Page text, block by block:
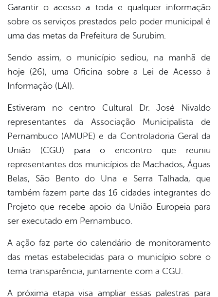
Garantir o acesso a toda e qualquer informação
sobre os serviços prestados pelo poder municipal é
uma das metas da Prefeitura de Surubim.
Sendo assim, o município sediou, na manhã de
hoje (26), uma Oficina sobre a Lei de Acesso à
Informação (LAI).
Estiveram no centro Cultural Dr. José Nivaldo
representantes da Associação Municipalista de
Pernambuco (AMUPE) e da Controladoria Geral da
União (CGU) para o encontro que reuniu
representantes dos municípios de Machados, Águas
Belas, São Bento do Una e Serra Talhada, que
também fazem parte das 16 cidades integrantes do
Projeto que recebe apoio da União Europeia para
ser executado em Pernambuco.
A ação faz parte do calendário de monitoramento
das metas estabelecidas para o município sobre o
tema transparência, juntamente com a CGU.
A próxima etapa visa ampliar essas palestras para